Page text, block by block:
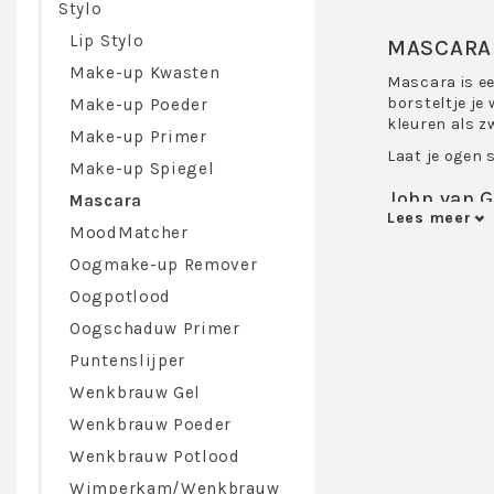
Stylo
Lip Stylo
Make-up Kwasten
Make-up Poeder
Make-up Primer
Make-up Spiegel
Mascara
MoodMatcher
Oogmake-up Remover
Oogpotlood
Oogschaduw Primer
Puntenslijper
Wenkbrauw Gel
Wenkbrauw Poeder
Wenkbrauw Potlood
Wimperkam/Wenkbrauw
MASCARA
Mascara is
borsteltje je
kleuren als
Laat je ogen
John van
blauw,
Lees meer